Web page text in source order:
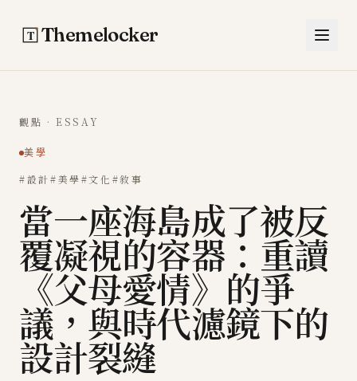
Themelocker
觀點 · ESSAY
美學
#設計#美學#文化 #敘事
當一座海島成了被反
覆凝視的容器：重讀
《父母愛情》的爭
議，與時代濾鏡下的
設計裂縫